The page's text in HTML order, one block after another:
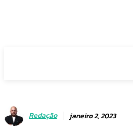
Redação janeiro 2, 2023